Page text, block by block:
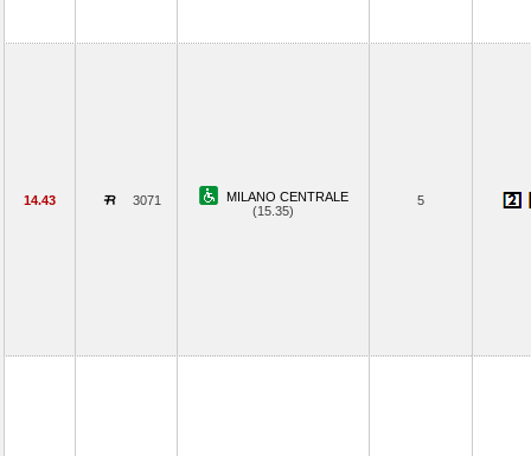
14.43 3071
MILANO CENTRALE
(15.35)
5